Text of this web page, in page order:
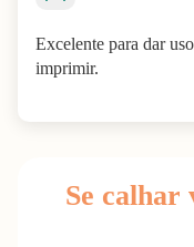
Excelente para dar
imprimir.
Se calhar